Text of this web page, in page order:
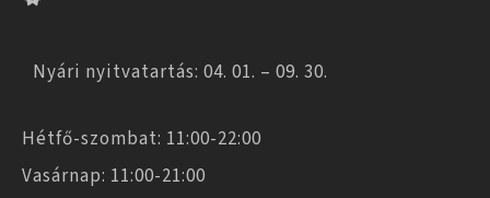
Nyári nyitvatartás: 04. 01. – 09. 30.
Hétfő-szombat: 11:00-22:00
Vasárnap: 11:00-21:00